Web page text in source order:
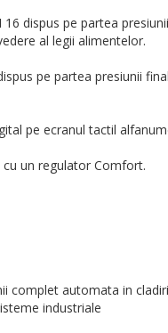
dispus pe partea
al legii alimentelor.
pe partea presiunii
pe ecranul tactil
un regulator Comfort.
complet automata in
industriale